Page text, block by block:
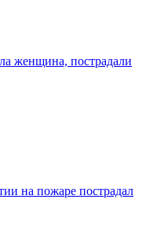
женщина, пострадали
на пожаре пострадал